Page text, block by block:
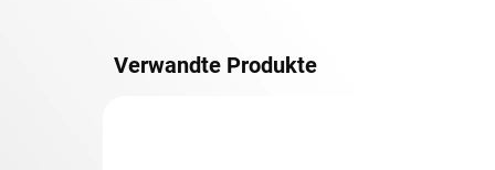
Verwandte Produkte